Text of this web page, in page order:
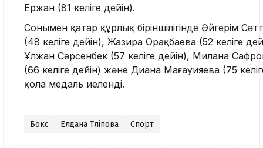
Ержан (81 келіге дейін).
Сонымен қатар құрлық біріншілігінде Әйгерім
(48 келіге дейін), Жазира Орақбаева (52 келіге
Ұлжан Сәрсенбек (57 келіге дейін), Милана
(66 келіге дейін) және Диана Мағауияева (75
қола медаль иеленді.
Бокс Елдана Тәліпова Спорт